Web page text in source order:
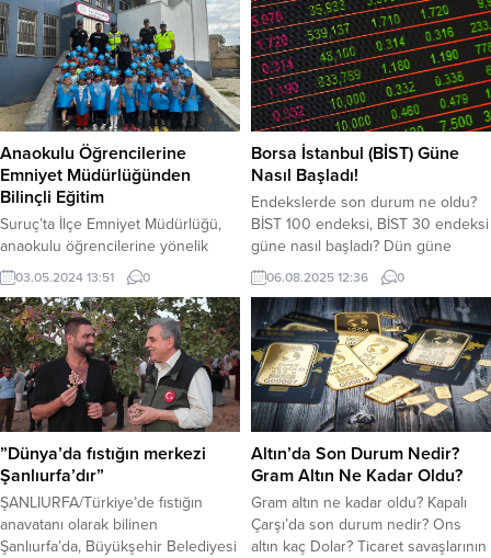
Anaokulu Öğrencilerine
Emniyet Müdürlüğünden
Bilinçli Eğitim
Suruç’ta İlçe Emniyet Müdürlüğü,
anaokulu öğrencilerine yönelik
polislik mesleği tanıtımı, trafik
kuralları, güvenli oyun alanları gibi
konularda bilgilendirme yaptı. 80
öğrenci ve 7 öğretmene, yaya
geçitlerinde emniyet kemeri
kullanımı, 112 Acil ve Müdahale
Hattı’nın etkin kullanımı gibi
konularda farkındalık oluşturuldu.
Etkinlik, öğrencilerin güvenliğini
artırmaya yönelik genel güvenlik
kurallarının öğretilmesini
amaçlıyor....
03.05.2024 13:51 0
Borsa İstanbul (BİST) Güne
Nasıl Başladı!
Endekslerde son durum ne oldu?
BİST 100 endeksi, BİST 30 endeksi
güne nasıl başladı? Dün güne
yükselişle başlayan borsa, BİST
100 endeksinde kapanışını 10.849
puandan yaptı. Bugün açılışını ise
10.876 puandan yaptı. Dün gün
içinde 10.800 – 10.897 puan
aralığında seyrini sürdürdü. Bugün
ise güne düşüşle başlayan BİST
100 endeksi...
06.08.2025 12:36 0
”Dünya’da fıstığın merkezi
Şanlıurfa’dır”
ŞANLIURFA/Türkiye’de fıstığın
anavatanı olarak bilinen
Şanlıurfa’da, Büyükşehir Belediyesi
Altın’da Son Durum Nedir?
Gram Altın Ne Kadar Oldu?
Gram altın ne kadar oldu? Kapalı
Çarşı’da son durum nedir? Ons
altın kaç Dolar? Ticaret savaşlarının